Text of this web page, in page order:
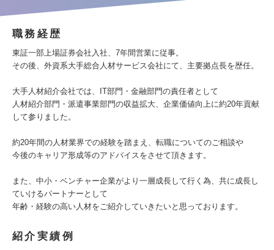
職務経歴
東証一部上場証券会社入社、7年間営業に従事。
その後、外資系大手総合人材サービス会社にて、主要拠点長を歴任。
大手人材紹介会社では、IT部門・金融部門の責任者として
人材紹介部門・派遣事業部門の収益拡大、企業価値向上に約20年貢献
して参りました。
約20年間の人材業界での経験を踏まえ、転職についてのご相談や
今後のキャリア形成等のアドバイスをさせて頂きます。
また、中小・ベンチャー企業がより一層成長して行く為、共に成長し
ていけるパートナーとして
年齢・経験の高い人材をご紹介していきたいと思っております。
紹介実績例